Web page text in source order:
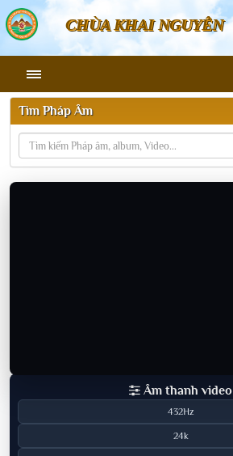
CHÙA KHAI NGUYÊN
Tìm Pháp Âm
Âm thanh video
432Hz
24k